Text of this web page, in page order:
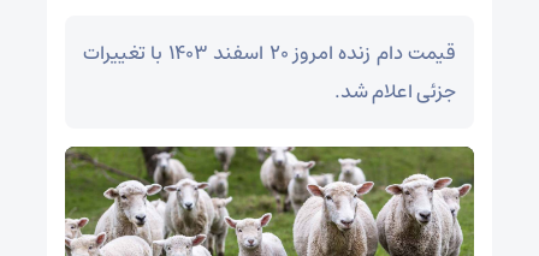
قیمت دام زنده امروز ۲۰ اسفند ۱۴۰۳ با تغییرات
جزئی اعلام شد.